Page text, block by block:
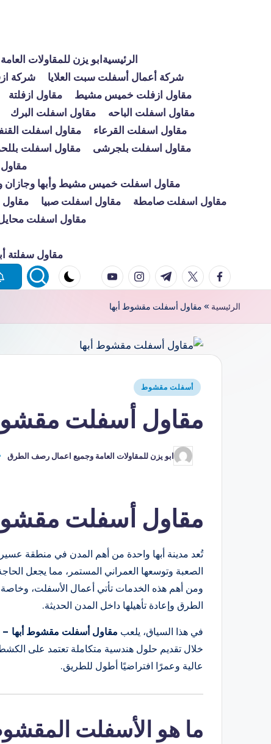
الرئيسية ابو يزن للمقاولات العامة
شركة أعمال أسفلت سبت العلايا
شركة
مقاول ازفلت خميس مشيط
مقاول ازفلتة
مقاول اسفلت الباحه
مقاول اسفلت البرك
مقاول اسفلت القرعاء
مقاول اسفلت
مقاول اسفلت بلجرشى
مقاول اسفلت
مقاول اسفلت خميس مشيط وأبها وجازان
مقاول اسفلت صامطة
مقاول اسفلت صبيا
مقاول اسفلت
مقاول سفلتة
الرئيسية » مقاول أسفلت مقشوط أبها
أسفلت مقشوط
مقاول أسفلت
ابو يزن للمقاولات العامة وجميع اعمال رصف الطرق
مقاول أسفلت
تُعد مدينة أبها واحدة من أهم المدن في منطقة عسير
الصعبة وتوسعها العمراني المستمر، مما يجعل
ومن أهم هذه الخدمات تأتي أعمال الأسفلت، وخاصة
الطرق وإعادة تأهيلها داخل المدن الحديثة.
في هذا السياق، يلعب مقاول أسفلت مقشوط أبها –
خلال تقديم حلول هندسية متكاملة تعتمد على
عالية وعمرًا افتراضيًا أطول للطريق.
ما هو الأسفلت